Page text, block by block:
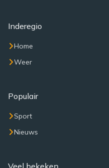
Inderegio
Home
Weer
Populair
Sport
Nieuws
Veel bekeken